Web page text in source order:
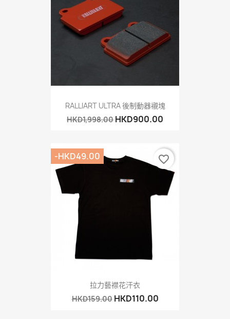
RALLIART ULTRA 後制動器襯塊
HKD1,998.00 HKD900.00
拉力藝襟花汗衣
HKD159.00 HKD110.00
-HKD49.00 favorite_border